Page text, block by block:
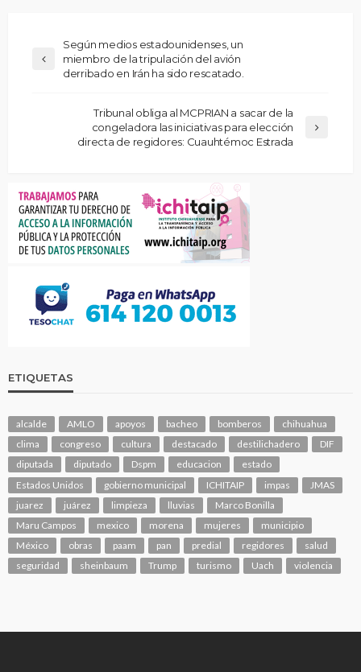
Según medios estadounidenses, un
miembro de la tripulación del avión
derribado en Irán ha sido rescatado.
Tribunal obliga al MCPRIAN a sacar de la
congeladora las iniciativas para elección
directa de regidores: Cuauhtémoc Estrada
ETIQUETAS
alcalde AMLO apoyos bacheo bomberos
chihuahua
clima
congreso cultura destacado destilichadero
DIF
diputada
diputado Dspm educacion
estado
Estados Unidos
gobierno municipal ICHITAIP impas
JMAS
juarez
juárez limpieza lluvias
Marco Bonilla
Maru Campos
mexico morena mujeres
municipio
México
obras paam pan predial regidores
salud
seguridad
sheinbaum Trump turismo Uach violencia